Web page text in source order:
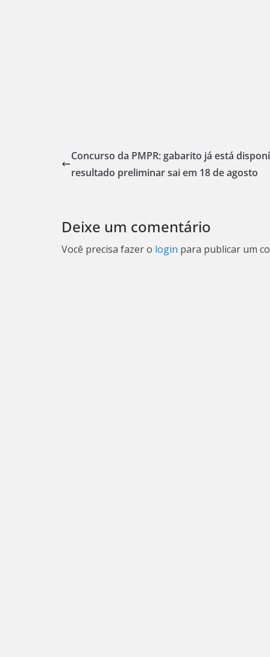
Concurso da PMPR: gabarito já está
resultado preliminar sai em 18 de agosto
Deixe um comentário
Você precisa fazer o login para publicar um